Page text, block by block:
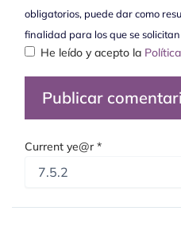
obligatorios, puede dar como
finalidad para los que se solicitan
He leído y acepto la
Current ye@r *